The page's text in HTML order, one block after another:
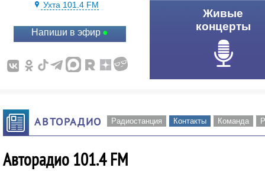
Ухта 101.4 FM
Напиши в эфир
Живые
концерты
АВТОРАДИО Радиостанция Контакты Команда
Авторадио 101.4 FM